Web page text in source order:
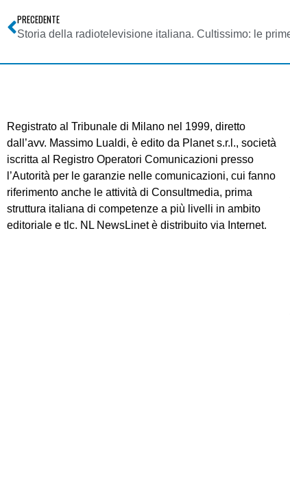
PRECEDENTE
Registrato al Tribunale di Milano nel 1999, diretto
dall’avv. Massimo Lualdi, è edito da Planet s.r.l., società
iscritta al Registro Operatori Comunicazioni presso
l’Autorità per le garanzie nelle comunicazioni, cui fanno
riferimento anche le attività di Consultmedia, prima
struttura italiana di competenze a più livelli in ambito
editoriale e tlc. NL NewsLinet è distribuito via Internet.